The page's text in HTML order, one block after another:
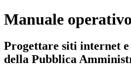
Manuale
Progettare siti internet
della Pubblica